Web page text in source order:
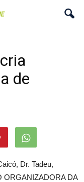
de
Dr. Tadeu,
ORGANIZADORA DA